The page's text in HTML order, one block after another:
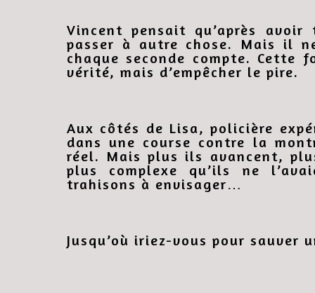
Vincent pensait qu’après
passer à autre chose. Mais il
chaque seconde compte. Cette
vérité, mais d’empêcher le pire.
Aux côtés de Lisa, policière
dans une course contre la
réel. Mais plus ils avancent,
plus complexe qu’ils ne
trahisons à envisager…
Jusqu’où iriez-vous pour sauver